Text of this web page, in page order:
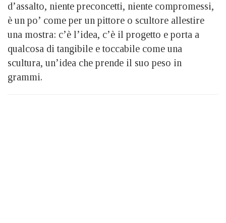
d’assalto, niente preconcetti, niente compromessi,
è un po’ come per un pittore o scultore allestire
una mostra: c’è l’idea, c’è il progetto e porta a
qualcosa di tangibile e toccabile come una
scultura, un’idea che prende il suo peso in
grammi.